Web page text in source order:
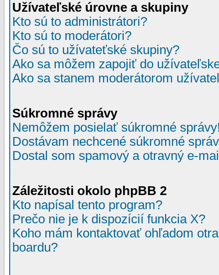
Užívateľské úrovne a skupiny
Kto sú to administrátori?
Kto sú to moderátori?
Čo sú to užívateťské skupiny?
Ako sa môžem zapojiť do
Ako sa stanem moderátorom
Súkromné správy
Nemôžem posielať súkromné
Dostávam nechcené súkromné
Dostal som spamový a otravný e-
Záležitosti okolo phpBB 2
Kto napísal tento program?
Prečo nie je k dispozícií funkcia X?
Koho mám kontaktovať ohľadom
boardu?